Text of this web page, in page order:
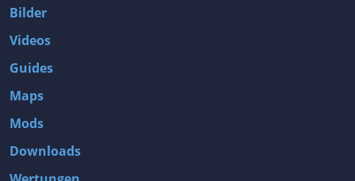
Bilder
Videos
Guides
Maps
Mods
Downloads